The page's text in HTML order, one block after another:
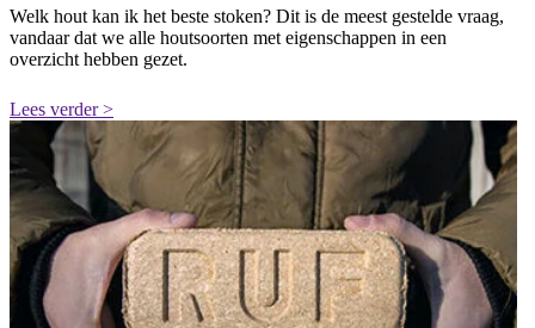
Welk hout kan ik het beste stoken? Dit is de meest gestelde vraag,
vandaar dat we alle houtsoorten met eigenschappen in een
overzicht hebben gezet.
Lees verder >